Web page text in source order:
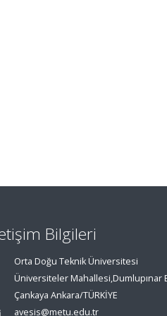
Bilgileri
Orta Doğu Teknik Üniversitesi
Üniversiteler Mahallesi,Dumlupınar
Çankaya Ankara/TÜRKİYE
avesis@metu.edu.tr